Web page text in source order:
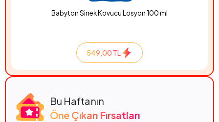
Babyton Sinek Kovucu Losyon 100 ml
549,00 TL
Bu Haftanın
Öne Çıkan Fırsatları